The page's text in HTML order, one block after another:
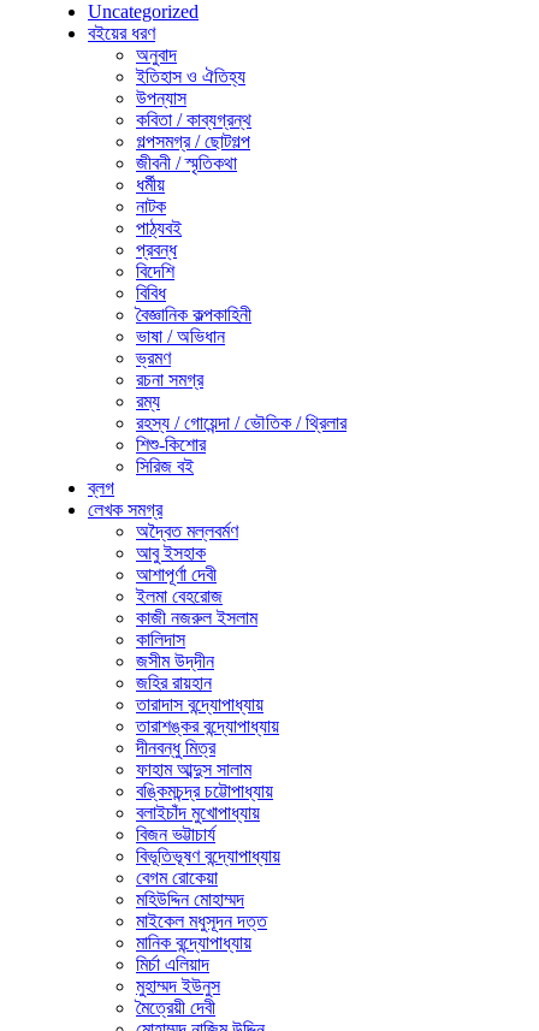
Uncategorized
বইয়ের ধরণ
অনুবাদ
ইতিহাস ও ঐতিহ্য
উপন্যাস
কবিতা / কাব্যগ্রন্থ
গল্পসমগ্র / ছোটগল্প
জীবনী / স্মৃতিকথা
ধর্মীয়
নাটক
পাঠ্যবই
প্রবন্ধ
বিদেশি
বিবিধ
বৈজ্ঞানিক কল্পকাহিনী
ভাষা / অভিধান
ভ্রমণ
রচনা সমগ্র
রম্য
রহস্য / গোয়েন্দা / ভৌতিক / থ্রিলার
শিশু-কিশোর
সিরিজ বই
ব্লগ
লেখক সমগ্র
অদ্বৈত মল্লবর্মণ
আবু ইসহাক
আশাপূর্ণা দেবী
ইলমা বেহরোজ
কাজী নজরুল ইসলাম
কালিদাস
জসীম উদ্‌দীন
জহির রায়হান
তারাদাস বন্দ্যোপাধ্যায়
তারাশঙ্কর বন্দ্যোপাধ্যায়
দীনবন্ধু মিত্র
ফাহাম আব্দুস সালাম
বঙ্কিমচন্দ্র চট্টোপাধ্যায়
বলাইচাঁদ মুখোপাধ্যায়
বিজন ভট্টাচার্য
বিভূতিভূষণ বন্দ্যোপাধ্যায়
বেগম রোকেয়া
মহিউদ্দিন মোহাম্মদ
মাইকেল মধুসূদন দত্ত
মানিক বন্দ্যোপাধ্যায়
মির্চা এলিয়াদ
মুহাম্মদ ইউনুস
মৈত্রেয়ী দেবী